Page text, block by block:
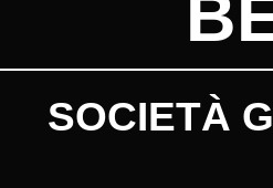
SOCIETÀ